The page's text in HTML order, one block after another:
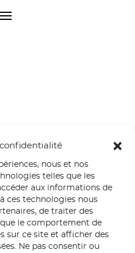
nous et nos
telles que les
aux informations de
ces technologies nous
de traiter des
le comportement de
sur ce site et afficher des
Ne pas consentir ou
2